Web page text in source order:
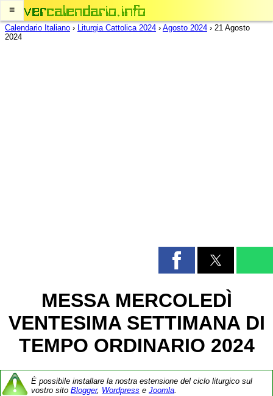
≡
Calendario Italiano › Liturgia Cattolica 2024 › Agosto 2024 › 21 Agosto
2024
MESSA MERCOLEDÌ
VENTESIMA SETTIMANA DI
TEMPO ORDINARIO 2024
È possibile installare la nostra estensione del ciclo liturgico sul
vostro sito Blogger, Wordpress e Joomla.